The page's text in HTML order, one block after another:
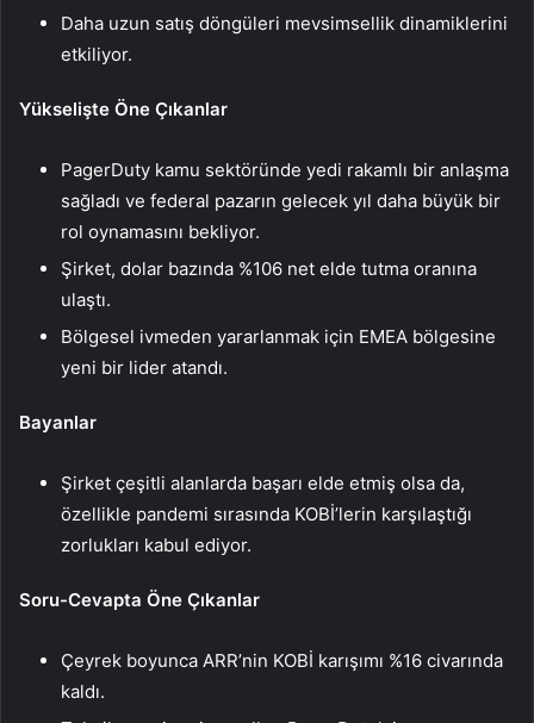
Daha uzun satış döngüleri mevsimsellik dinamiklerini
etkiliyor.
Yükselişte Öne Çıkanlar
PagerDuty kamu sektöründe yedi rakamlı bir anlaşma
sağladı ve federal pazarın gelecek yıl daha büyük bir
rol oynamasını bekliyor.
Şirket, dolar bazında %106 net elde tutma oranına
ulaştı.
Bölgesel ivmeden yararlanmak için EMEA bölgesine
yeni bir lider atandı.
Bayanlar
Şirket çeşitli alanlarda başarı elde etmiş olsa da,
özellikle pandemi sırasında KOBİ’lerin karşılaştığı
zorlukları kabul ediyor.
Soru-Cevapta Öne Çıkanlar
Çeyrek boyunca ARR’nin KOBİ karışımı %16 civarında
kaldı.